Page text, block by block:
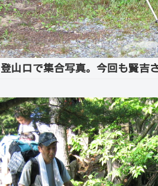
登山口で集合写真。今回も賢吉